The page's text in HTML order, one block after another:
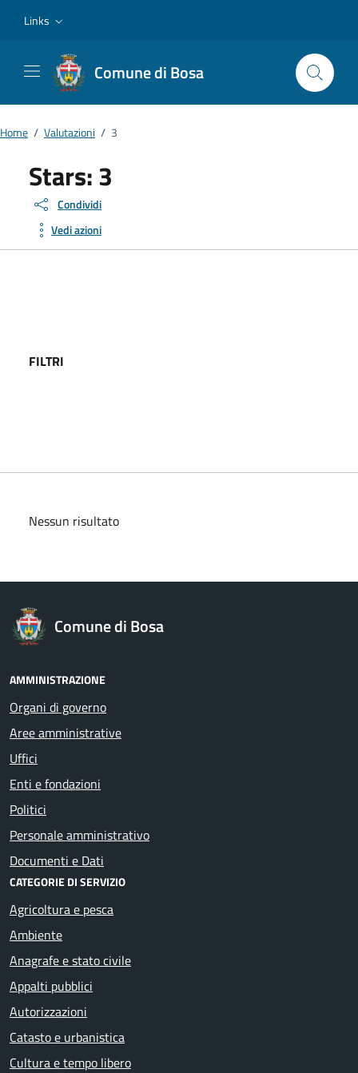
Links
Comune di Bosa
Home / Valutazioni / 3
Stars:3
Condividi
Vedi azioni
FILTRI
Nessun risultato
Comune di Bosa
AMMINISTRAZIONE
Organi di governo
Aree amministrative
Uffici
Enti e fondazioni
Politici
Personale amministrativo
Documenti e Dati
CATEGORIE DI SERVIZIO
Agricoltura e pesca
Ambiente
Anagrafe e stato civile
Appalti pubblici
Autorizzazioni
Catasto e urbanistica
Cultura e tempo libero